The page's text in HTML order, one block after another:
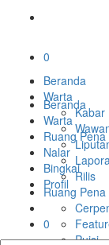
0
Beranda
Warta
Kabar
Rilis
Ruang Pena
Puisi
Beranda
Warta
Ruang Pena
Nalar
Bingkai
Profil
0